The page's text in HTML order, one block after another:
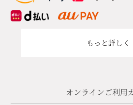
もっと詳しく
オンラインご利用